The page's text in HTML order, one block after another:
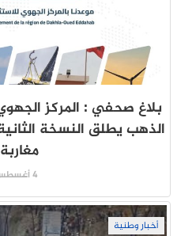
بلاغ صحفي : المركز
الذهب يطلق النسخة
4 أغسطس 2026
أخبار وطنية